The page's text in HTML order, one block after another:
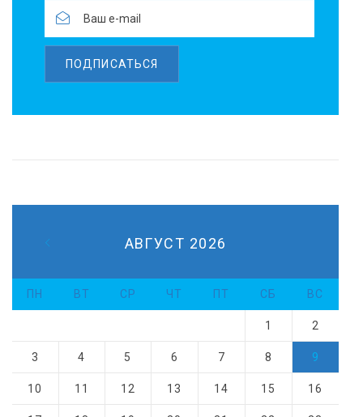
ПОДПИСАТЬСЯ
АВГУСТ 2026
ПН ВТ СР ЧТ ПТ СБ ВС
1 2
3 4 5 6 7 8 9
10 11 12 13 14 15 16